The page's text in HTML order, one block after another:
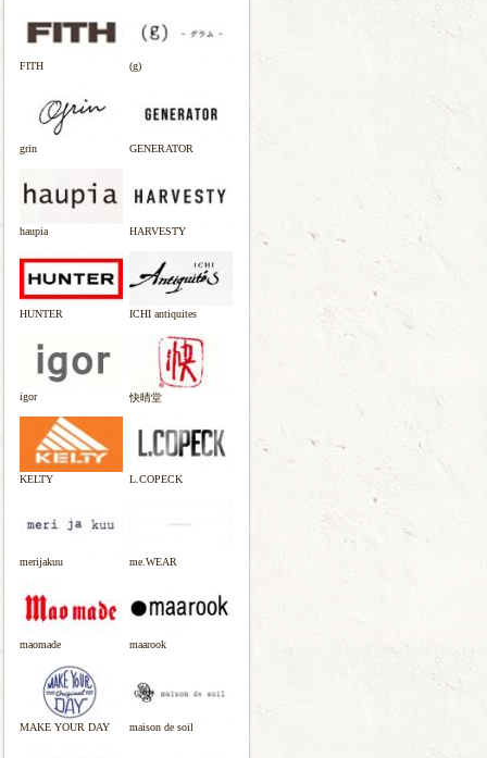
FITH (g)
grin GENERATOR
haupia HARVESTY
HUNTER ICHI antiquites
igor 快晴堂
KELTY L.COPECK
merijakuu me.WEAR
maomade maarook
MAKE YOUR DAY maison de soil